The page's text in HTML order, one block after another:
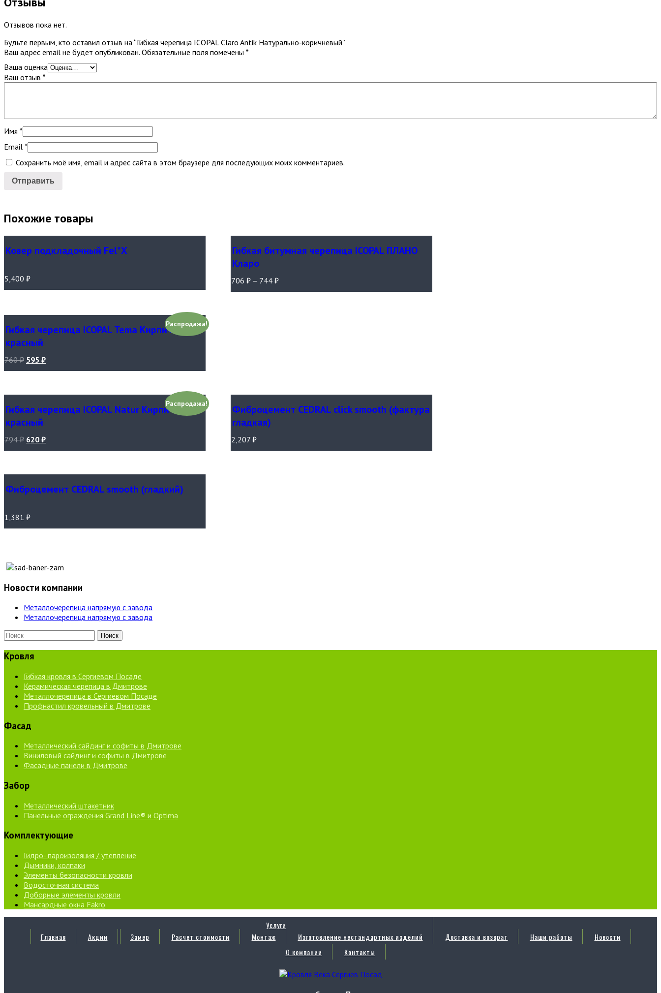
Отзывов пока нет.
Будьте первым, кто оставил отзыв на “Гибкая черепица ICOPAL Claro Antik Натурально-коричневый”
Ваш адрес email не будет опубликован. Обязательные поля помечены *
Ваша оценка
Ваш отзыв *
Имя *
Email *
Сохранить моё имя, email и адрес сайта в этом браузере для последующих моих комментариев.
Похожие товары
Ковер подкладочный Fel*Х
5,400 ₽
Гибкая битумная черепица ICOPAL ПЛАНО
Кларо
706 ₽– 744 ₽
Распродажа!
Гибкая черепица ICOPAL Tema Кирпично-
красный
760₽ 595 ₽
Распродажа!
Гибкая черепица ICOPAL Natur Кирпично-
красный
794₽ 620 ₽
Фиброцемент CEDRAL click smooth (фактура
гладкая)
2,207 ₽
Фиброцемент CEDRAL smooth (гладкий)
1,381 ₽
Новости компании
Металлочерепица напрямую с завода
Металлочерепица напрямую с завода
Кровля
Гибкая кровля в Сергиевом Посаде
Керамическая черепица в Дмитрове
Металлочерепица в Сергиевом Посаде
Профнастил кровельный в Дмитрове
Фасад
Металлический сайдинг и софиты в Дмитрове
Виниловый сайдинг и софиты в Дмитрове
Фасадные панели в Дмитрове
Забор
Металлический штакетник
Панельные ограждения Grand Line® и Optima
Комплектующие
Гидро- пароизоляция / утепление
Дымники, колпаки
Элементы безопасности кровли
Водосточная система
Доборные элементы кровли
Мансардные окна Fakro
Главная Акции
Услуги
Замер
Расчет стоимости Монтаж Изготовление нестандартных изделий Доставка и возврат Наши работы
Новости
О компании
Контакты